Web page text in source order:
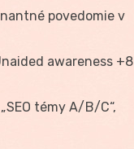
povedomie v
awareness +8
témy A/B/C“,